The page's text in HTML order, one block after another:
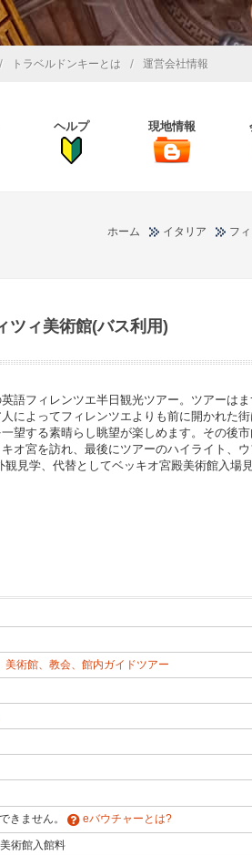
/ トラベルドンキーとは / 運営会社情報
ヘルプ 現地情報
ホーム イタリア フ
ツィ美術館(バス利用)
語フィレンツエ半日観光ツアー。ツアーは
によってフィレンツエよりも前に開かれた
一望する素晴らし眺望が楽しめます。その後
オ宮を訪れ、最後にツアーのハイライト、
観見学、代替としてベッキオ宮殿美術館入場
美術館、教会、館内ガイドツアー
きません。 eバウチャーとは?
術館入館料